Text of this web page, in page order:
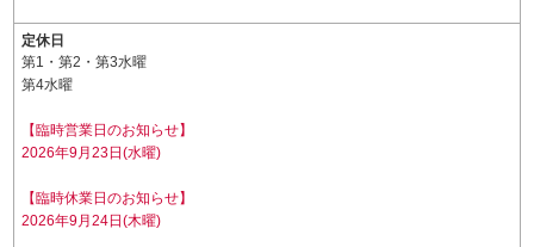
定休日
第1・第2・第3水曜
第4水曜
【臨時営業日のお知らせ】
2026年9月23日(水曜)
【臨時休業日のお知らせ】
2026年9月24日(木曜)